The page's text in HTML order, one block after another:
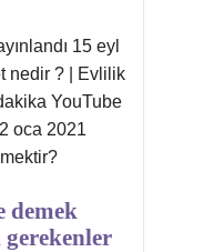
15 eyl
nedir ? | Evlilik
YouTube
oca 2021
demek